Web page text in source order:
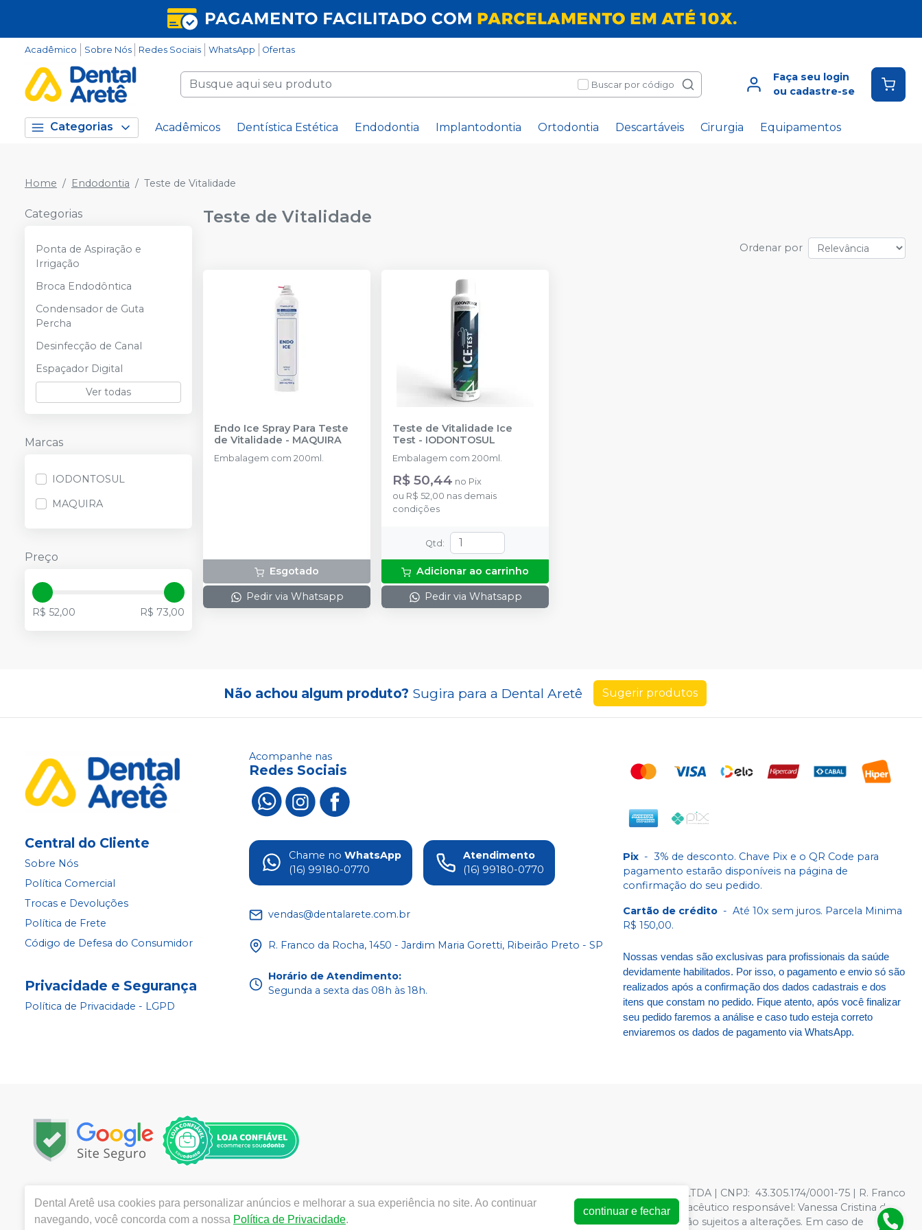
Acadêmico Sobre Nós Redes Sociais WhatsApp Ofertas
Buscar por código
Faça seu login
ou cadastre-se
Categorias Acadêmicos Dentística Estética Endodontia Implantodontia Ortodontia Descartáveis Cirurgia Equipamentos
Home Endodontia Teste de Vitalidade
Categorias
Ponta de Aspiração e
Irrigação
Broca Endodôntica
Condensador de Guta
Percha
Desinfecção de Canal
Espaçador Digital
Ver todas
Marcas
IODONTOSUL
MAQUIRA
Preço
R$ 52,00 R$ 73,00
Teste de Vitalidade
Ordenar por
Endo Ice Spray Para Teste
de Vitalidade - MAQUIRA
Embalagem com 200ml.
Esgotado
Pedir via Whatsapp
Teste de Vitalidade Ice
Test - IODONTOSUL
Embalagem com 200ml.
R$ 50,44 no Pix
ou R$ 52,00 nas demais
condições
Qtd:
Adicionar ao carrinho
Pedir via Whatsapp
Não achou algum produto? Sugira para a Dental Aretê Sugerir produtos
Central do Cliente
Sobre Nós
Política Comercial
Trocas e Devoluções
Política de Frete
Código de Defesa do Consumidor
Privacidade e Segurança
Política de Privacidade - LGPD
Acompanhe nas
Redes Sociais
Chame no WhatsApp
(16) 99180-0770
Atendimento
(16) 99180-0770
vendas@dentalarete.com.br
R. Franco da Rocha, 1450 - Jardim Maria Goretti, Ribeirão Preto - SP
Horário de Atendimento:
Segunda a sexta das 08h às 18h.
Pix - 3% de desconto. Chave Pix e o QR Code para
pagamento estarão disponíveis na página de
confirmação do seu pedido.
Cartão de crédito - Até 10x sem juros. Parcela Minima
R$ 150,00.
Nossas vendas são exclusivas para profissionais da saúde
devidamente habilitados. Por isso, o pagamento e envio só são
realizados após a confirmação dos dados cadastrais e dos
itens que constam no pedido. Fique atento, após você finalizar
seu pedido faremos a análise e caso tudo esteja correto
enviaremos os dados de pagamento via WhatsApp.
Copyright © 2025 | Todos os direitos reservados | www.dentalarete.com.br | ARETE COMERCIO DE PRODUTOS ODONTOLOGICOS LTDA | CNPJ: 43.305.174/0001-75 | R. Franco
da Rocha, 1450 - Jardim Maria Goretti, Ribeirão Preto - SP | Autorizações de Funcionamento ANVISA - Medicamentos:1278597 - Farmacêutico responsável: Vanessa Cristina de
Souza CRF/SP nº 52627 | Política de Privacidade e Segurança - Fotos meramente ilustrativas - Os preços e condições da loja virtual estão sujeitos a alterações. Em caso de
Dental Aretê usa cookies para personalizar anúncios e melhorar a sua experiência no site. Ao continuar
navegando, você concorda com a nossa Política de Privacidade.
continuar e fechar